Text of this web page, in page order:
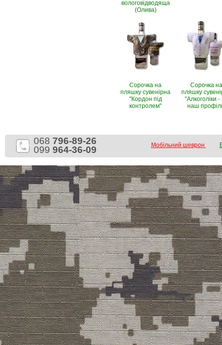
вологовiдводяща
(Олива)
Сорочка на
пляшку сувенірна
"Кордон під
контролем"
Сорочка на
пляшку
"Алкоголіки -
наш
068 796-89-26
099 964-36-09 Мобільний шеврон